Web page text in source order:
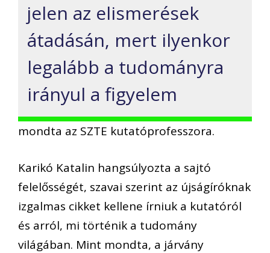
jelen az elismerések
átadásán, mert ilyenkor
legalább a tudományra
irányul a figyelem
mondta az SZTE kutatóprofesszora.
Karikó Katalin hangsúlyozta a sajtó
felelősségét, szavai szerint az újságíróknak
izgalmas cikket kellene írniuk a kutatóról
és arról, mi történik a tudomány
világában. Mint mondta, a járvány